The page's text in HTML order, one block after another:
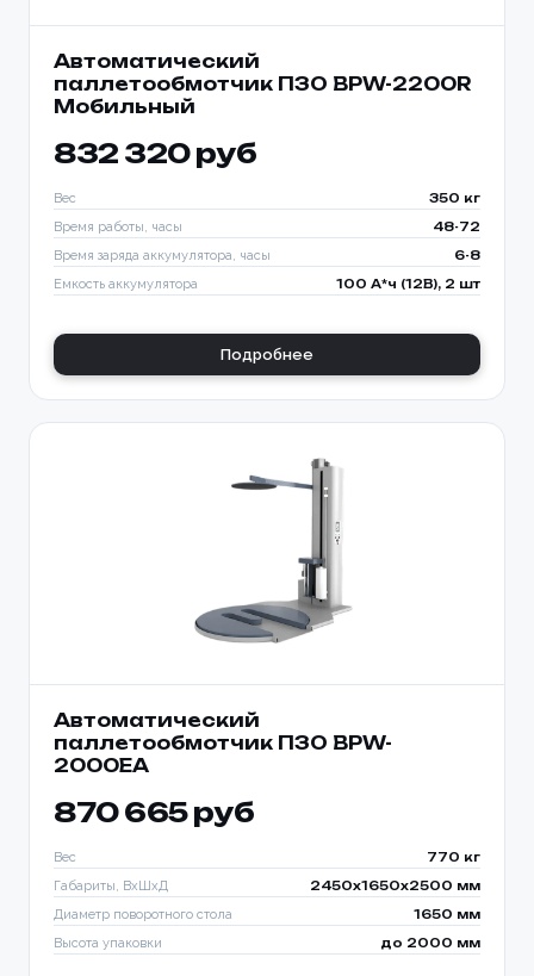
Автоматический
паллетообмотчик ПЗО BPW-2200R
Мобильный
832 320 руб
Вес 350 кг
Время работы, часы 48-72
Время заряда аккумулятора, часы 6-8
Емкость аккумулятора 100 А*ч (12В), 2 шт
Подробнее
Автоматический
паллетообмотчик ПЗО BPW-
2000EA
870 665 руб
Вес 770 кг
Габариты, ВхШхД 2450х1650х2500 мм
Диаметр поворотного стола 1650 мм
Высота упаковки до 2000 мм